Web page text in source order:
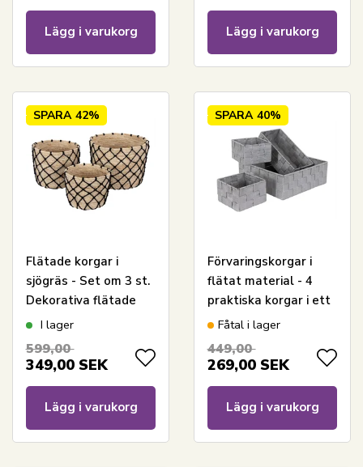
Lägg i varukorg Lägg i varukorg
SPARA 42%
Flätade korgar i
sjögräs - Set om 3 st.
Dekorativa flätade
korgar med svarta
I lager
599,00
349,00 SEK
Lägg i varukorg
SPARA 40%
Förvaringskorgar i
flätat material - 4
praktiska korgar i ett
set - Grå flätade
Fåtal i lager
449,00
269,00 SEK
Lägg i varukorg